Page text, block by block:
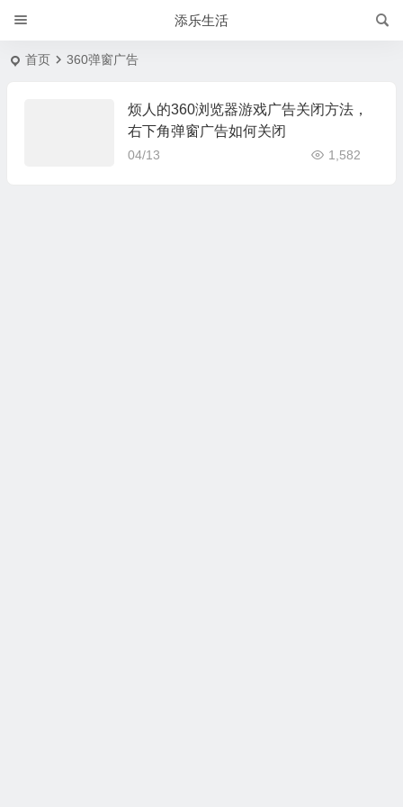
添乐生活
首页 360弹窗广告
烦人的360浏览器游戏广告关闭方法，
右下角弹窗广告如何关闭
04/13 1,582